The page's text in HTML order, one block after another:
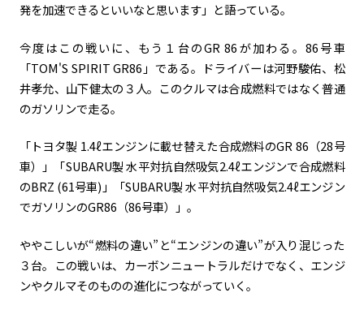
発を加速できるといいなと思います」と語っている。
今度はこの戦いに、もう１台のGR 86が加わる。 86号車
「TOM'S SPIRIT GR86 」である。ドライバーは河野駿佑、松
井孝允、山下健太の３人。このクルマは合成燃料ではなく普通
のガソリンで走る。
「トヨタ製 1.4ℓエンジンに載せ替えた合成燃料のGR 86 （28号
車）」「SUBARU製 水平対抗自然吸気2.4ℓエンジンで合成燃料
のBRZ (61号車) 」「SUBARU製 水平対抗自然吸気2.4ℓエンジン
でガソリンのGR86 （86号車）」。
ややこしいが“燃料の違い”と“エンジンの違い”が入り混じった
３台。この戦いは、カーボンニュートラルだけでなく、エンジ
ンやクルマそのものの進化につながっていく。